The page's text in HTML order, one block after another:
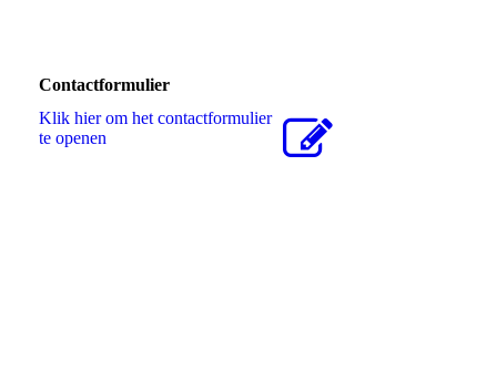
Contactformulier
Klik hier om het contactformulier
te openen